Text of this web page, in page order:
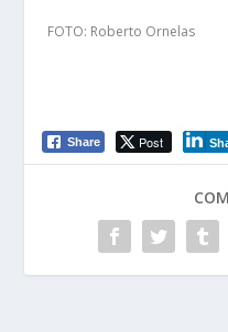
FOTO: Roberto Ornelas
Share Post